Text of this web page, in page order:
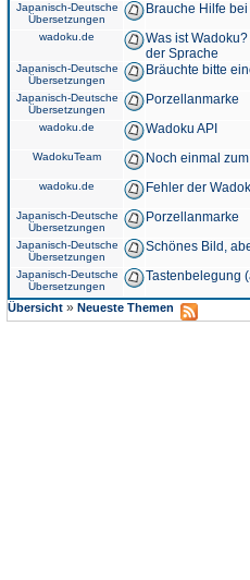
Japanisch-Deutsche
Übersetzungen
Brauche Hilfe
wadoku.de
Was ist
der Sprache
Japanisch-Deutsche
Übersetzungen
Bräuchte bitte
Japanisch-Deutsche
Übersetzungen
Porzellanmarke
wadoku.de Wadoku API
WadokuTeam Noch einmal
wadoku.de Fehler der
Japanisch-Deutsche
Übersetzungen
Porzellanmarke
Japanisch-Deutsche
Übersetzungen
Schönes Bild,
Japanisch-Deutsche
Übersetzungen
Tastenbelegung
Übersicht » Neueste Themen